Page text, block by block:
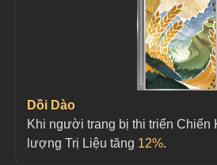
Dồi Dào
Khi người trang bị thi triển Chiến
lượng Trị Liệu tăng 12%.